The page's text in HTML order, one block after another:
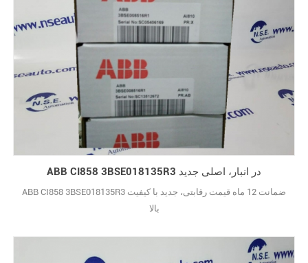
ABB CI858 3BSE018135R3 در انبار، اصلی جدید
ABB CI858 3BSE018135R3 ضمانت 12 ماه قیمت رقابتی، جدید با کیفیت
بالا